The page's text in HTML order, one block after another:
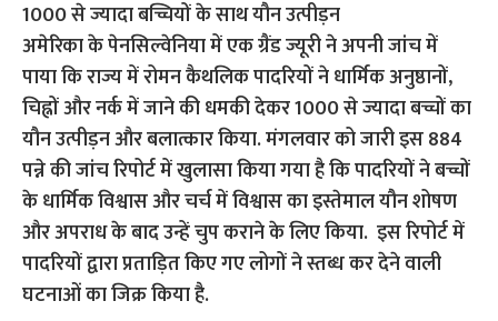
1000 से ज्यादा बच्चियों के साथ यौन उत्पीड़न
अमेरिका के पेनसिल्वेनिया में एक ग्रैंड ज्यूरी ने अपनी जांच में
पाया कि राज्य में रोमन कैथलिक पादरियों ने धार्मिक अनुष्ठानों,
चिह्नों और नर्क में जाने की धमकी देकर 1000 से ज्यादा बच्चों का
यौन उत्पीड़न और बलात्कार किया. मंगलवार को जारी इस 884
पन्ने की जांच रिपोर्ट में खुलासा किया गया है कि पादरियों ने बच्चों
के धार्मिक विश्वास और चर्च में विश्वास का इस्तेमाल यौन शोषण
और अपराध के बाद उन्हें चुप कराने के लिए किया. इस रिपोर्ट में
पादरियों द्वारा प्रताड़ित किए गए लोगों ने स्तब्ध कर देने वाली
घटनाओं का जिक्र किया है.